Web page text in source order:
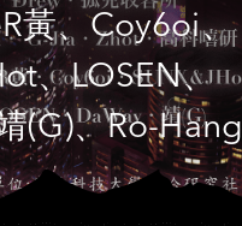
黃、Coy6oi、
、LOSEN、
(G)、Ro-Hang